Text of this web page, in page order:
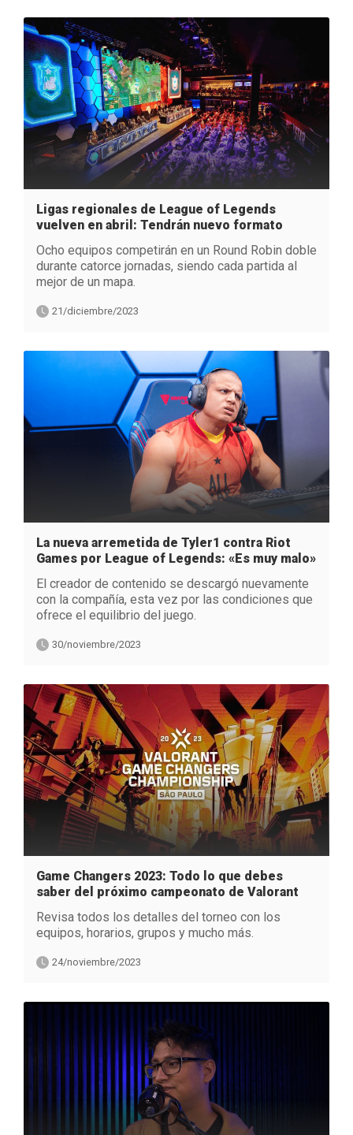
Ligas regionales de League of Legends
vuelven en abril: Tendrán nuevo formato
Ocho equipos competirán en un Round Robin doble
durante catorce jornadas, siendo cada partida al
mejor de un mapa.
21/diciembre/2023
La nueva arremetida de Tyler1 contra Riot
Games por League of Legends: «Es muy malo»
El creador de contenido se descargó nuevamente
con la compañía, esta vez por las condiciones que
ofrece el equilibrio del juego.
30/noviembre/2023
Game Changers 2023: Todo lo que debes
saber del próximo campeonato de Valorant
Revisa todos los detalles del torneo con los
equipos, horarios, grupos y mucho más.
24/noviembre/2023